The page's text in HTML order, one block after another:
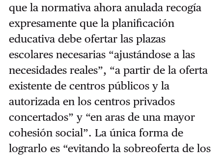
que la normativa ahora anulada recogía
expresamente que la planificación
educativa debe ofertar las plazas
escolares necesarias “ajustándose a las
necesidades reales”, “a partir de la oferta
existente de centros públicos y la
autorizada en los centros privados
concertados” y “en aras de una mayor
cohesión social”. La única forma de
lograrlo es “evitando la sobreoferta de los